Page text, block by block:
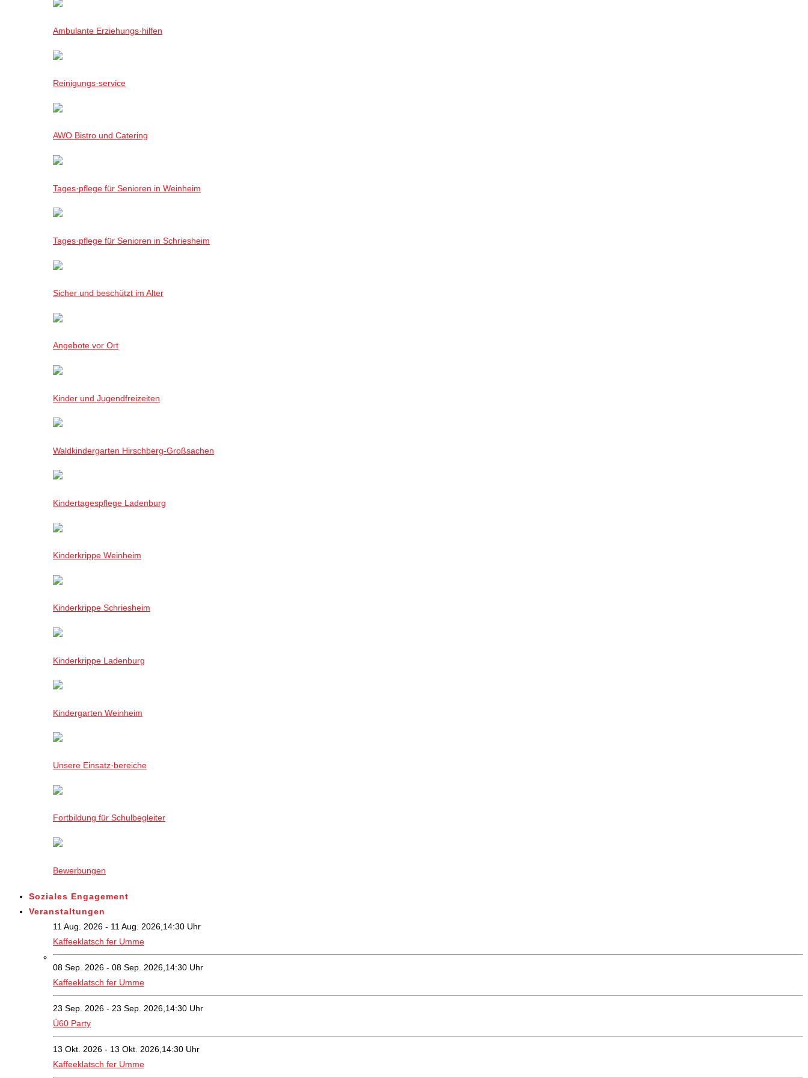
Ambulante Erziehungs·hilfen
Reinigungs·service
AWO Bistro und Catering
Tages·pflege für Senioren in Weinheim
Tages·pflege für Senioren in Schriesheim
Sicher und beschützt im Alter
Angebote vor Ort
Kinder und Jugendfreizeiten
Waldkindergarten Hirschberg-Großsachen
Kindertagespflege Ladenburg
Kinderkrippe Weinheim
Kinderkrippe Schriesheim
Kinderkrippe Ladenburg
Kindergarten Weinheim
Unsere Einsatz·bereiche
Fortbildung für Schulbegleiter
Bewerbungen
Soziales Engagement
Veranstaltungen
11 Aug. 2026 - 11 Aug. 2026,14:30 Uhr
Kaffeeklatsch fer Umme
08 Sep. 2026 - 08 Sep. 2026,14:30 Uhr
Kaffeeklatsch fer Umme
23 Sep. 2026 - 23 Sep. 2026,14:30 Uhr
Ü60 Party
13 Okt. 2026 - 13 Okt. 2026,14:30 Uhr
Kaffeeklatsch fer Umme